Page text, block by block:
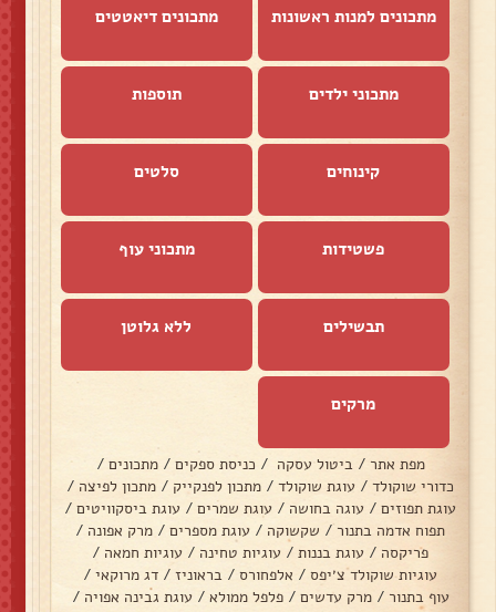
מתכונים למנות ראשונות מתכונים דיאטטים
מתכוני ילדים תוספות
קינוחים סלטים
פשטידות מתכוני עוף
תבשילים ללא גלוטן
מרקים
מפת אתר / ביטול עסקה / כניסת ספקים / מתכונים /
כדורי שוקולד / עוגת שוקולד / מתכון לפנקייק / מתכון לפיצה /
עוגת תפוזים / עוגה בחושה / עוגת שמרים / עוגת ביסקוויטים /
תפוח אדמה בתנור/ שקשוקה / עוגת מספרים / מרק אפונה /
פריקסה / עוגת בננות / עוגיות טחינה / עוגיות חמאה /
עוגיות שוקולד צ׳יפס / אלפחורס / בראוניז / דג מרוקאי /
עוף בתנור / מרק עדשים / פלפל ממולא / עוגת גבינה אפויה /